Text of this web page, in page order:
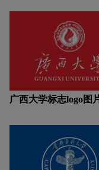
Y字母汉字酒店logo
中国logo设计 中
广西大学标志logo图